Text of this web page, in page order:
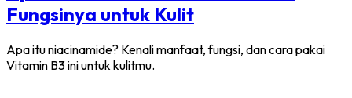
Fungsinya untuk Kulit
Apa itu niacinamide? Kenali manfaat, fungsi, dan cara pakai
Vitamin B3 ini untuk kulitmu.